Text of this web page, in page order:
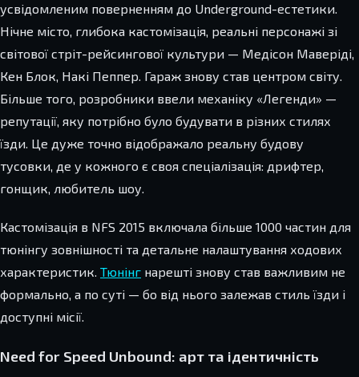
усвідомленим поверненням до Underground-естетики.
Нічне місто, глибока кастомізація, реальні персонажі зі
світової стріт-рейсингової культури — Медісон Маверіді,
Кен Блок, Накі Пеппер. Гараж знову став центром світу.
Більше того, розробники ввели механіку «Легенди» —
репутації, яку потрібно було будувати в різних стилях
їзди. Це дуже точно відображало реальну будову
тусовки, де у кожного є своя спеціалізація: дрифтер,
гонщик, любитель шоу.
Кастомізація в NFS 2015 включала більше 1000 частин для
тюнінгу зовнішності та детальне налаштування ходових
характеристик. Тюнінг нарешті знову став важливим не
формально, а по суті — бо від нього залежав стиль їзди і
доступні місії.
Need for Speed Unbound: арт та ідентичність